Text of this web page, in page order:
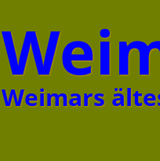
Weimars